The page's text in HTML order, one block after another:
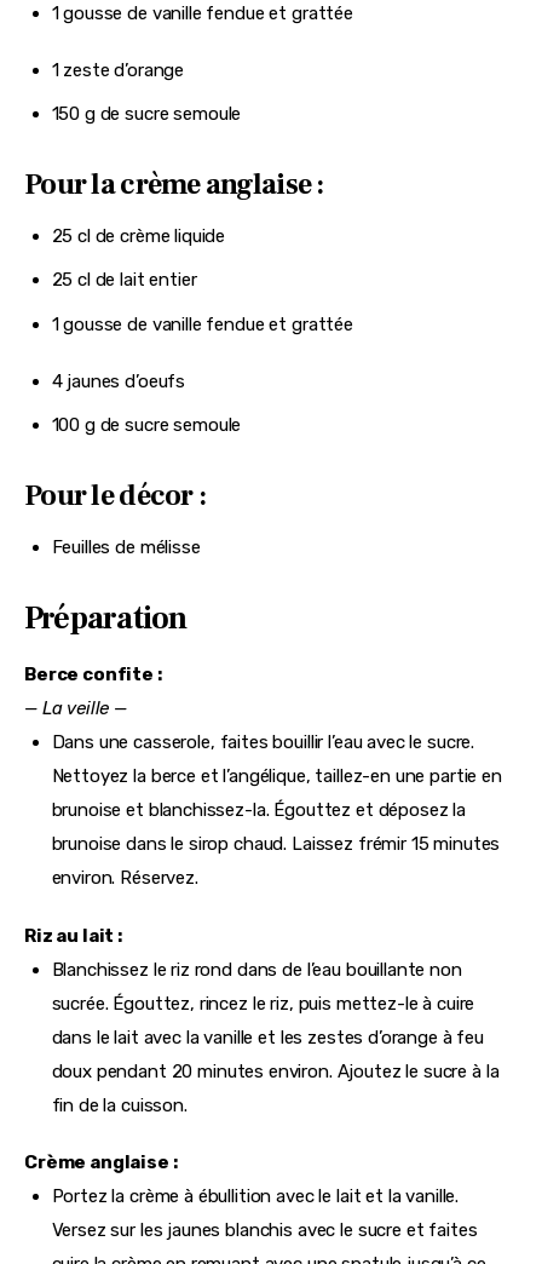
1 gousse de vanille fendue et grattée
1 zeste d’orange
150 g de sucre semoule
Pour la crème anglaise :
25 cl de crème liquide
25 cl de lait entier
1 gousse de vanille fendue et grattée
4 jaunes d’oeufs
100 g de sucre semoule
Pour le décor :
Feuilles de mélisse
Préparation
Berce confite :
— La veille —
Dans une casserole, faites bouillir l’eau avec le sucre.
Nettoyez la berce et l’angélique, taillez-en une partie en
brunoise et blanchissez-la. Égouttez et déposez la
brunoise dans le sirop chaud. Laissez frémir 15 minutes
environ. Réservez.
Riz au lait :
Blanchissez le riz rond dans de l’eau bouillante non
sucrée. Égouttez, rincez le riz, puis mettez-le à cuire
dans le lait avec la vanille et les zestes d’orange à feu
doux pendant 20 minutes environ. Ajoutez le sucre à la
fin de la cuisson.
Crème anglaise :
Portez la crème à ébullition avec le lait et la vanille.
Versez sur les jaunes blanchis avec le sucre et faites